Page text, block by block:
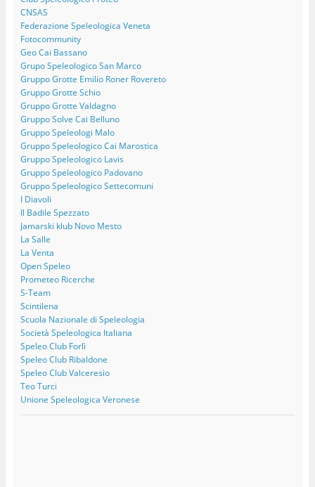
CNSAS
Federazione Speleologica Veneta
Fotocommunity
Geo Cai Bassano
Grupo Speleologico San Marco
Gruppo Grotte Emilio Roner Rovereto
Gruppo Grotte Schio
Gruppo Grotte Valdagno
Gruppo Solve Cai Belluno
Gruppo Speleologi Malo
Gruppo Speleologico Cai Marostica
Gruppo Speleologico Lavis
Gruppo Speleologico Padovano
Gruppo Speleologico Settecomuni
I Diavoli
Il Badile Spezzato
Jamarski klub Novo Mesto
La Salle
La Venta
Open Speleo
Prometeo Ricerche
S-Team
Scintilena
Scuola Nazionale di Speleologia
Società Speleologica Italiana
Speleo Club Forlì
Speleo Club Ribaldone
Speleo Club Valceresio
Teo Turci
Unione Speleologica Veronese